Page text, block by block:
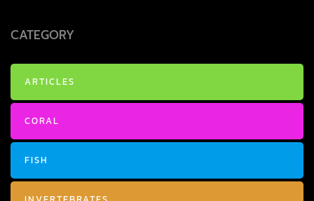
CATEGORY
ARTICLES
CORAL
FISH